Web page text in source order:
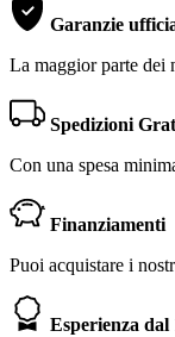
Garanzie
La maggior parte dei
Spedizioni
Con una spesa
Finanziamenti
Puoi acquistare i
Esperienza dal